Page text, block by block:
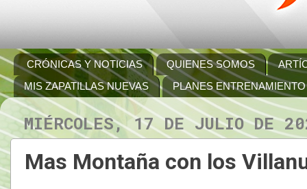
CRÓNICAS Y NOTICIAS QUIENES SOMOS
MIS ZAPATILLAS NUEVAS
PLANES ENTRENAMIENTO
MIÉRCOLES, 17 DE JULIO DE
Mas Montaña con los